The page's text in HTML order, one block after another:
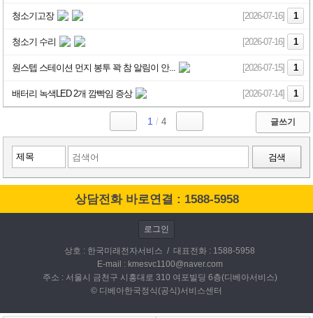
청소기고장 [2026-07-16] 1
청소기 수리 [2026-07-16] 1
원스텝 스테이션 먼지 봉투 꽉 참 알림이 안... [2026-07-15] 1
배터리 녹색LED 2개 깜빡임 증상 [2026-07-14] 1
1 /4 글쓰기
검색
상담전화 바로연결 : 1588-5958
로그인
상호 : 한국미래전자서비스 / 대표전화 : 1588-5958
E-mail : kmesvc1100@naver.com
주소 : 서울시 금천구 시흥대로 310 여포빌딩 6층(디베아서비스)
© 디베아한국정식(공식)서비스센터